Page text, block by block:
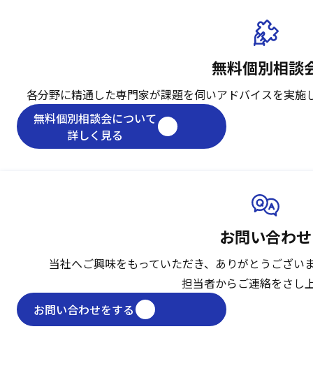
無料個別相談
各分野に精通した専門家が課題を伺いアドバイスを実施
無料個別相談会について
詳しく見る
お問い合わせ
当社へご興味をもっていただき、 ありがとうござい
担当者からご連絡をさし
お問い合わせをする